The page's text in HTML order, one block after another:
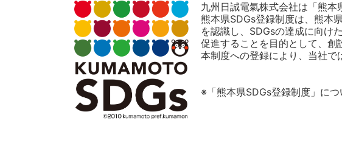
九州日誠電氣株式会社は「熊本
熊本県SDGs登録制度は、熊本
を認識し、SDGsの達成に向け
促進することを目的として、創
本制度への登録により、当社で
※「熊本県SDGs登録制度」に